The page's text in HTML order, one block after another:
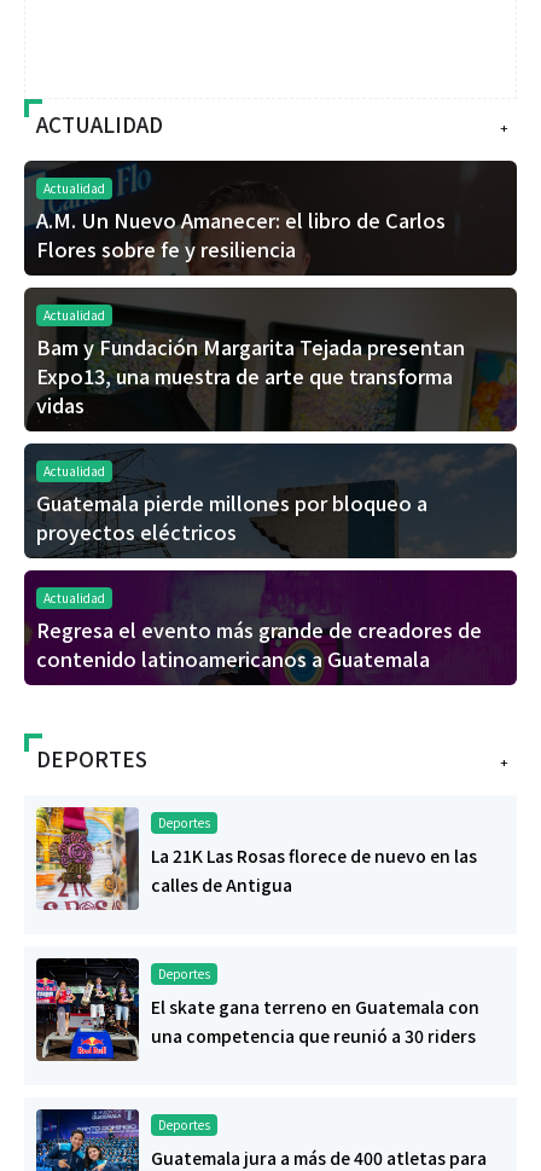
+
ACTUALIDAD
Actualidad
A.M. Un Nuevo Amanecer: el libro de Carlos
Flores sobre fe y resiliencia
Actualidad
Bam y Fundación Margarita Tejada presentan
Expo13, una muestra de arte que transforma
vidas
Actualidad
Guatemala pierde millones por bloqueo a
proyectos eléctricos
Actualidad
Regresa el evento más grande de creadores de
contenido latinoamericanos a Guatemala
+
DEPORTES
Deportes
La 21K Las Rosas florece de nuevo en las
calles de Antigua
Deportes
El skate gana terreno en Guatemala con
una competencia que reunió a 30 riders
Deportes
Guatemala jura a más de 400 atletas para